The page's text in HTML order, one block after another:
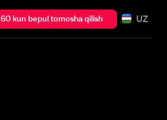
60 kun bepul tomosha qilish UZ